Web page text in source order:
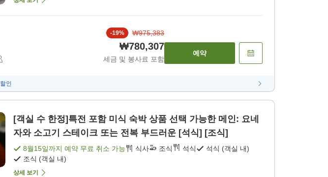
-19% ₩975,383
₩780,307
세금 및 봉사료 포함
예약
할인
[객실 수 한정]특전 포함 미식 숙박 상품 선택 가능한 메인: 요네
자와 소고기 스테이크 또는 전복 부드러운 [석식] [조식]
8월15일까지 예약 무료 취소 가능 식사 조식 석식
석식 (객실 내)
조식 (객실 내)
상세 보기